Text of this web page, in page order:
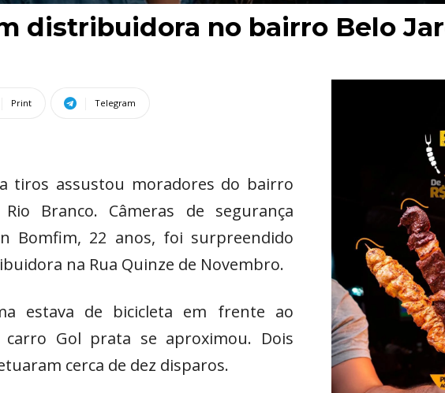
distribuidora no bairro Belo
Print Telegram
tiros assustou moradores do bairro
Branco. Câmeras de segurança
Bomfim, 22 anos, foi surpreendido
na Rua Quinze de Novembro.
estava de bicicleta em frente ao
Gol prata se aproximou. Dois
cerca de dez disparos.